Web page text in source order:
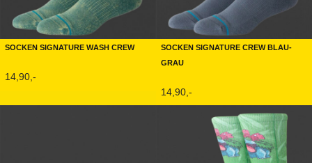
Socken Signature Wash Crew
14,90,-
Socken Signature Crew Blau-
Grau
14,90,-